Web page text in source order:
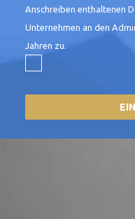
Anschreiben enthaltenen
Unternehmen an den
Jahren zu.